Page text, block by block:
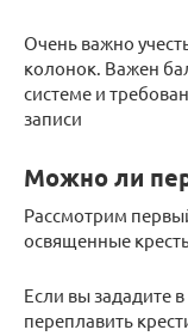
Очень важно
колонок. Важен
системе и
записи
Можно ли
Рассмотрим
освященные
Если вы зададите
переплавить